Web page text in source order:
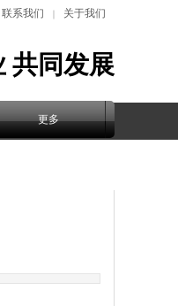
联系我们 关于我们
共同发展
更多